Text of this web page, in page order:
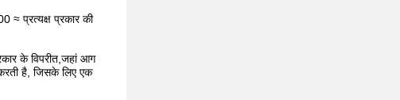
प्रत्यक्ष प्रकार की
के विपरीत,जहां आग
है, जिसके लिए एक